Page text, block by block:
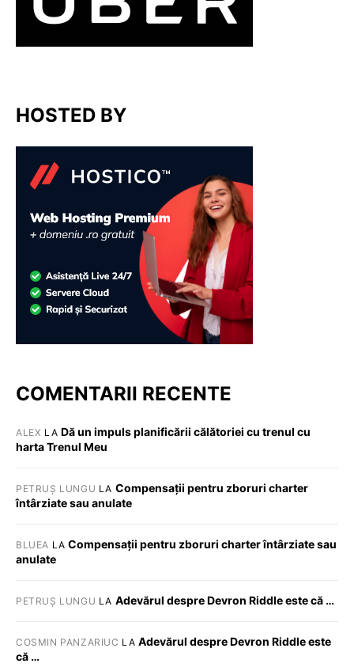
HOSTED BY
COMENTARII RECENTE
ALEX LA Dă un impuls planificării călătoriei cu trenul cu
harta Trenul Meu
PETRUȘ LUNGU LA Compensații pentru zboruri charter
întârziate sau anulate
BLUEA LACompensații pentru zboruri charter întârziate sau
anulate
PETRUȘ LUNGU LA Adevărul despre Devron Riddle este că …
COSMIN PANZARIUC LA Adevărul despre Devron Riddle este
că …